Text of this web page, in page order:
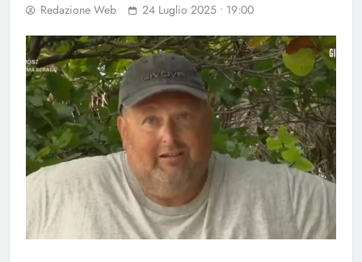
Redazione Web 24 Luglio 2025 • 19:00